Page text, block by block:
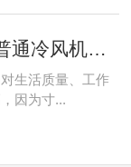
移动冷风机与普通冷风机的分别
生活质量、工作
因为寸...